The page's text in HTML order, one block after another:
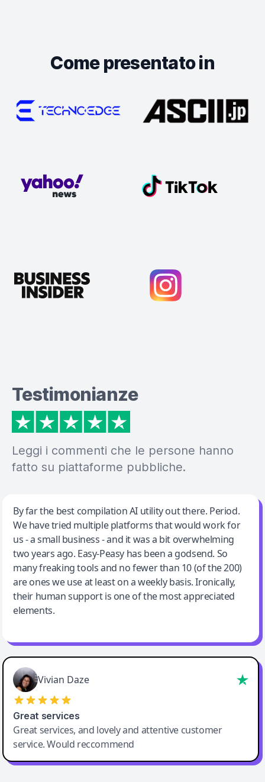
Come presentato in
Testimonianze
Leggi i commenti che le persone hanno
fatto su piattaforme pubbliche.
Jeff Wilson
By far the best compilation AI utility
By far the best compilation AI utility out there. Period.
We have tried multiple platforms that would work for
us - a small business - and it was a bit overwhelming
two years ago. Easy-Peasy has been a godsend. So
many freaking tools and no fewer than 10 (of the 200)
are ones we use at least on a weekly basis. Ironically,
their human support is one of the most appreciated
elements.
Vivian Daze
Great services
Great services, and lovely and attentive customer
service. Would reccommend